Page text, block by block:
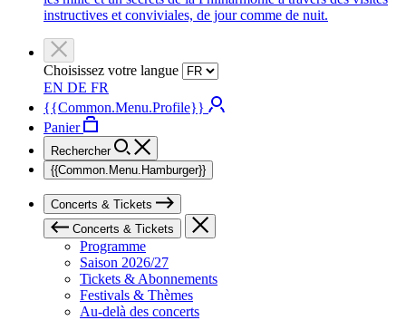
instructives et conviviales, de jour comme de nuit.
Choisissez votre langue
EN DE FR
{{Common.Menu.Profile}}
Panier
Rechercher
{{Common.Menu.Hamburger}}
Concerts & Tickets
Concerts & Tickets
Programme
Saison 2026/27
Tickets & Abonnements
Festivals & Thèmes
Au-delà des concerts